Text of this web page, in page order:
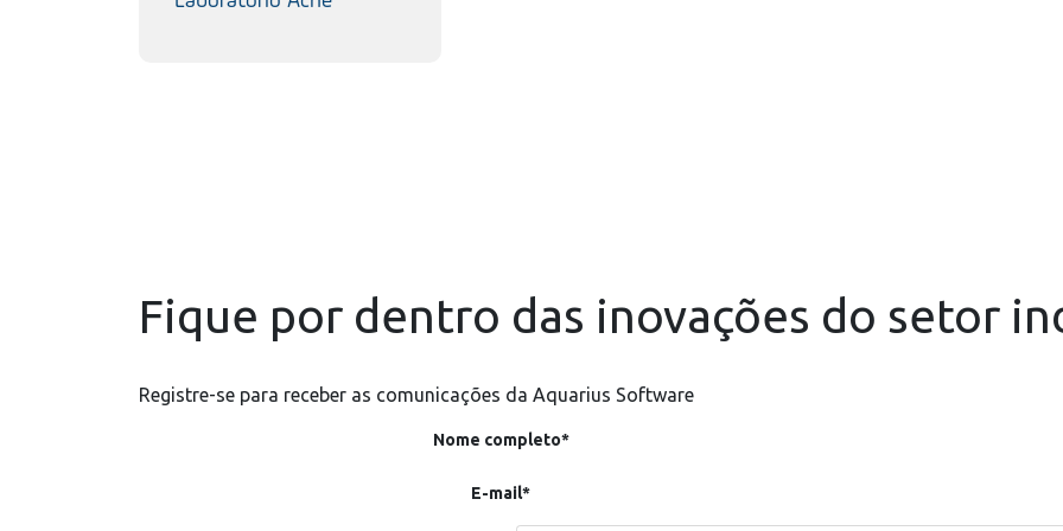
Fique por dentro das inovações do setor
Registre-se para receber as comunicações da Aquarius Software
Nome completo*
E-mail*